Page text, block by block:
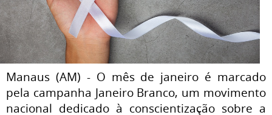
Manaus (AM) - O mês de janeiro é marcado
pela campanha Janeiro Branco, um movimento
nacional dedicado à conscientização sobre a